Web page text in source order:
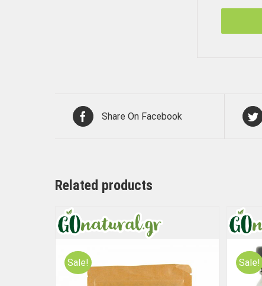
Share On Facebook
Related products
Sale! Sale!